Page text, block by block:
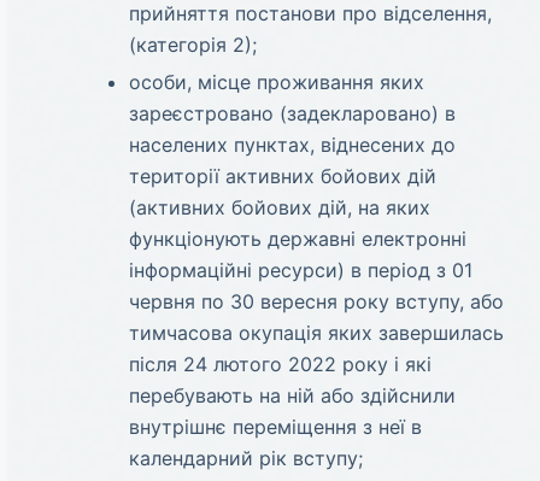
прийняття постанови про відселення,
(категорія 2);
особи, місце проживання яких
зареєстровано (задекларовано) в
населених пунктах, віднесених до
території активних бойових дій
(активних бойових дій, на яких
функціонують державні електронні
інформаційні ресурси) в період з 01
червня по 30 вересня року вступу, або
тимчасова окупація яких завершилась
після 24 лютого 2022 року і які
перебувають на ній або здійснили
внутрішнє переміщення з неї в
календарний рік вступу;